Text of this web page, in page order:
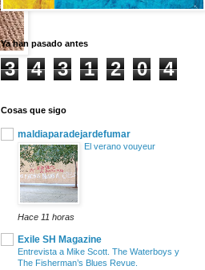
Ya han pasado antes
3 4 3 1 2 0 4
Cosas que sigo
maldiaparadejardefumar
El verano vouyeur
Hace 11 horas
Exile SH Magazine
Entrevista a Mike Scott. The Waterboys y
The Fisherman’s Blues Revue.